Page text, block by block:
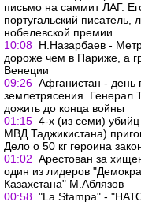
письмо на саммит ЛАГ.
португальский писатель,
нобелевской премии
10:08 Н.Назарбаев -
дороже чем в Париже, а
Венеции
09:26 Афганистан - день
землетрясения. Генерал
дожить до конца войны
01:15 4-х (из семи)
МВД Таджикистана)
Дело о 50 кг героина
01:02 Арестован за
один из лидеров
Казахстана" М.Аблязов
00:58 "La Stampa" -